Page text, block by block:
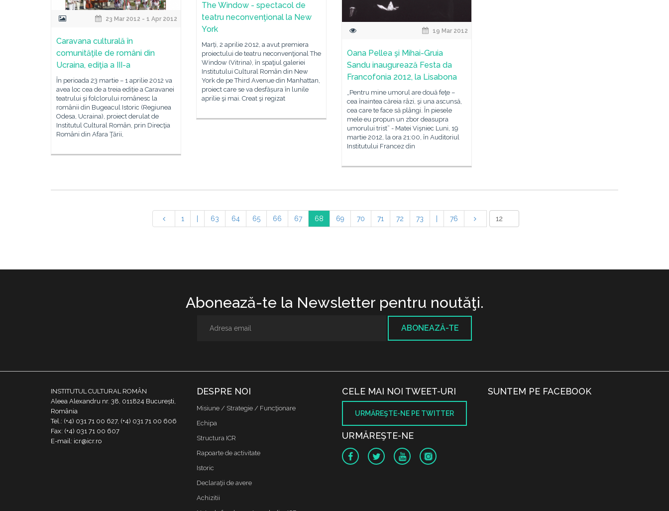
The Window - spectacol de
teatru neconvenţional la New
York
Marți, 2 aprilie 2012, a avut premiera
proiectului de teatru neconvenţional The
Window (Vitrina), în spaţiul galeriei
Institutului Cultural Român din New
York de pe Third Avenue din Manhattan,
proiect care se va desfășura în lunile
aprilie şi mai. Creat şi regizat
23 Mar 2012 - 1 Apr 2012
Caravana culturală în
comunităţile de români din
Ucraina, ediţia a III-a
În perioada 23 martie – 1 aprilie 2012 va
avea loc cea de a treia ediție a Caravanei
teatrului şi folclorului românesc la
românii din Bugeacul Istoric (Regiunea
Odesa, Ucraina), proiect derulat de
Institutul Cultural Român, prin Direcţia
Români din Afara Ţării,
19 Mar 2012
Oana Pellea şi Mihai-Gruia
Sandu inaugurează Festa da
Francofonia 2012, la Lisabona
„Pentru mine umorul are două feţe –
cea înaintea căreia râzi, şi una ascunsă,
cea care te face să plângi. În piesele
mele eu propun un zbor deasupra
umorului trist” - Matei Vişniec Luni, 19
martie 2012, la ora 21:00, în Auditoriul
Institutului Francez din
1 63 64 65 66 67 68 69 70 71 72 73 76
Abonează-te la Newsletter pentru noutăţi.
ABONEAZĂ-TE
INSTITUTUL CULTURAL ROMÂN
Aleea Alexandru nr. 38, 011824 București,
România
Tel.: (+4) 031 71 00 627, (+4) 031 71 00 606
Fax: (+4) 031 71 00 607
E-mail: icr@icr.ro
DESPRE NOI
Misiune / Strategie / Funcţionare
Echipa
Structura ICR
Rapoarte de activitate
Istoric
Declaraţii de avere
Achizitii
CELE MAI NOI TWEET-URI
URMĂREŞTE-NE PE TWITTER
URMĂREŞTE-NE
SUNTEM PE FACEBOOK